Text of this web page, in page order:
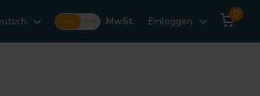
Incl. MwSt. Einloggen
0